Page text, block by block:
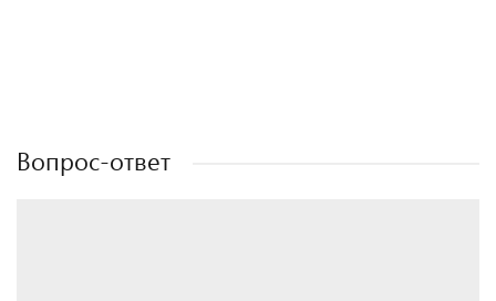
Вопрос-ответ